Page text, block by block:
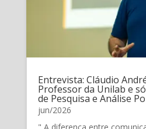
Entrevista: Cláudio
Professor da Unilab e
de Pesquisa e Análise
jun/2026
" A diferença entre